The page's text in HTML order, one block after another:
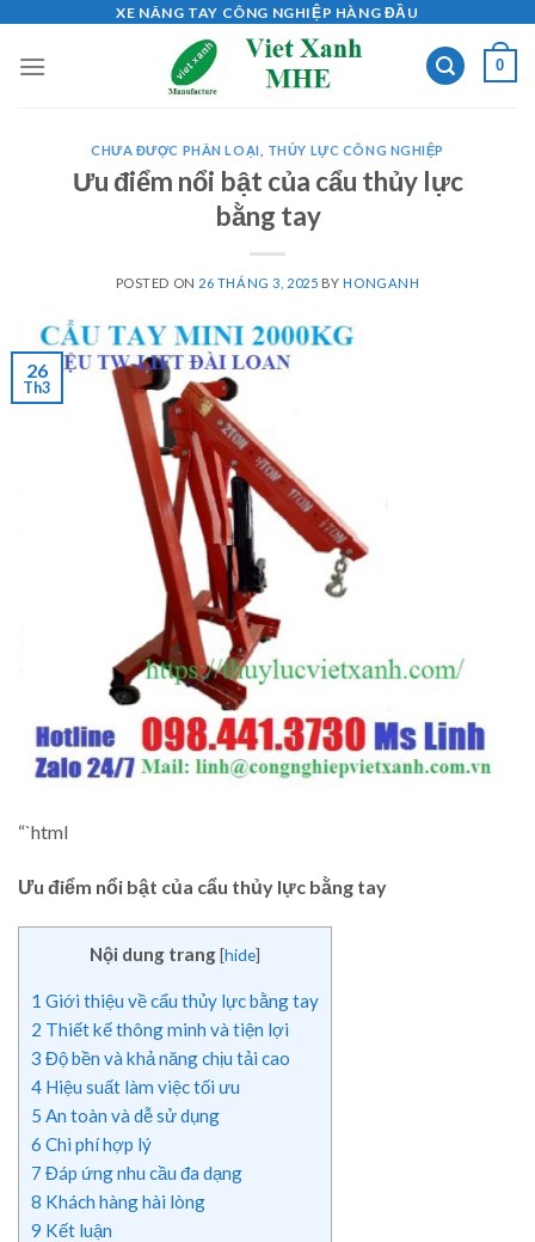
content
XE NÂNG TAY CÔNG NGHIỆP HÀNG ĐẦU
0
CHƯA ĐƯỢC PHÂN LOẠI THỦY LỰC CÔNG NGHIỆP
Ưu điểm nổi bật của cẩu thủy lực
bằng tay
POSTED ON 26 THÁNG 3, 2025 BYHONGANH
26
Th3
“`html
Ưu điểm nổi bật của cẩu thủy lực bằng tay
Nội dung trang[hide]
1 Giới thiệu về cẩu thủy lực bằng tay
2 Thiết kế thông minh và tiện lợi
3 Độ bền và khả năng chịu tải cao
4 Hiệu suất làm việc tối ưu
5 An toàn và dễ sử dụng
6 Chi phí hợp lý
7 Đáp ứng nhu cầu đa dạng
8 Khách hàng hài lòng
9 Kết luận